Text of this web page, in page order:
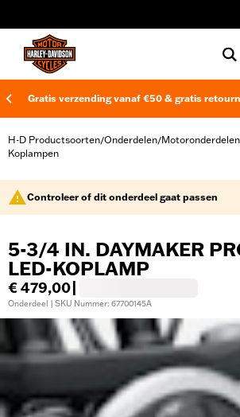
Gratis verzending vanaf €50 & gratis
H-D Productsoorten/Onderdelen/Motoronderdelen
Koplampen
Controleer of dit onderdeel gaat passen
5-3/4 IN. DAYMAKER
LED-KOPLAMP
€ 479,00
Onderdeel | SKU Nummer: 67700145A